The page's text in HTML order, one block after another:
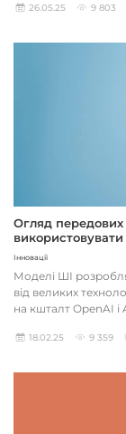
26.05.25 9 803
Огляд передових
використовувати
Інновації
Моделі ШІ
від великих
на кшталт OpenAI і
18.02.25 9 359